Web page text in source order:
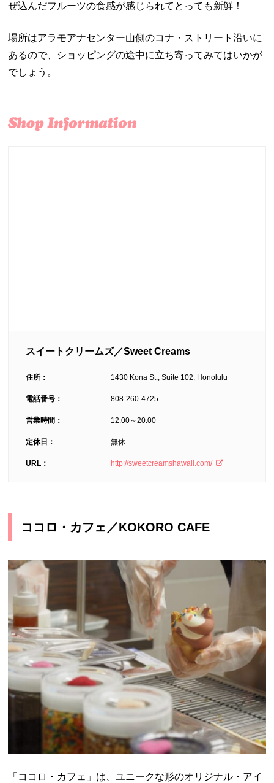
ぜ込んだフルーツの食感が感じられてとっても新鮮！
場所はアラモアナセンター山側のコナ・ストリート沿いに
あるので、ショッピングの途中に立ち寄ってみてはいかが
でしょう。
スイートクリームズ／Sweet Creams
住所： 1430 Kona St., Suite 102, Honolulu
電話番号： 808-260-4725
営業時間： 12:00～20:00
定休日： 無休
URL： http://sweetcreamshawaii.com/
ココロ・カフェ／KOKORO CAFE
「ココロ・カフェ」は、ユニークな形のオリジナル・アイ